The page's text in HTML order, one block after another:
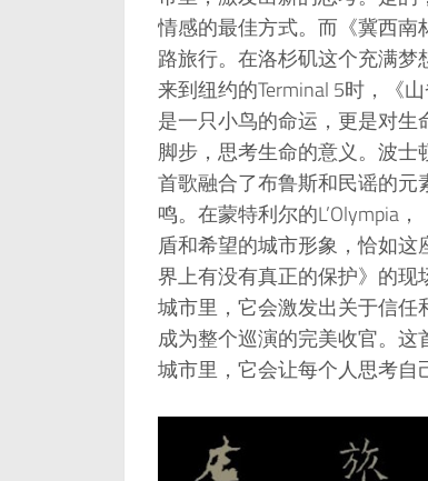
情感的最佳方式。而《冀西
路旅行。在洛杉矶这个充满
来到纽约的Terminal 5时，《
是一只小鸟的命运，更是对
脚步，思考生命的意义。波士
首歌融合了布鲁斯和民谣的
鸣。在蒙特利尔的L’Olympia
盾和希望的城市形象，恰如
界上有没有真正的保护》的
城市里，它会激发出关于信任
成为整个巡演的完美收官。
城市里，它会让每个人思考自